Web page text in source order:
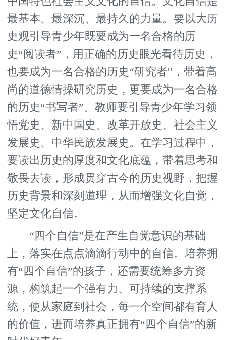
最基本、最深沉、最持久的力量。要以大历
史观引导青少年既要成为一名合格的历
史“阅读者”，用正确的历史眼光看待历史，
也要成为一名合格的历史“研究者”，带着高
尚的道德情操研究历史，更要成为一名合格
的历史“书写者”。教师要引导青少年学习领
悟党史、新中国史、改革开放史、社会主义
发展史、中华民族发展史。在学习过程中，
要读出历史的厚度和文化底蕴，带着思考和
敬畏去读，形成贯穿古今的历史视野，把握
历史背景和深刻道理，从而增强文化自觉，
坚定文化自信。
“四个自信”是在产生自觉意识的基础
上，落实在点点滴滴行动中的自信。培养拥
有“四个自信”的孩子，还需要统筹多方资
源，构筑起一个强有力、可持续的支撑系
统，使从家庭到社会，每一个空间都有育人
的价值，进而培养真正拥有“四个自信”的新